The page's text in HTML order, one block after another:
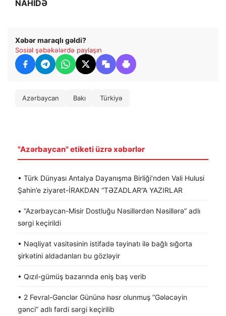
NAHIDƏ
Xəbər maraqlı gəldi?
Sosial şəbəkələrdə paylaşın
Azərbaycan Bakı Türkiyə
"Azərbaycan" etiketi üzrə xəbərlər
• Türk Dünyası Antalya Dayanışma Birliği’nden Vali Hulusi
Şahin’e ziyaret-İRAKDAN “TƏZADLAR”A YAZIRLAR
• “Azərbaycan-Misir Dostluğu Nəsillərdən Nəsillərə” adlı
sərgi keçirildi
• Nəqliyat vasitəsinin istifadə təyinatı ilə bağlı sığorta
şirkətini aldadanları bu gözləyir
• Qızıl-gümüş bazarında eniş baş verib
• 2 Fevral-Gənclər Gününə həsr olunmuş “Gələcəyin
gənci” adlı fərdi sərgi keçirilib